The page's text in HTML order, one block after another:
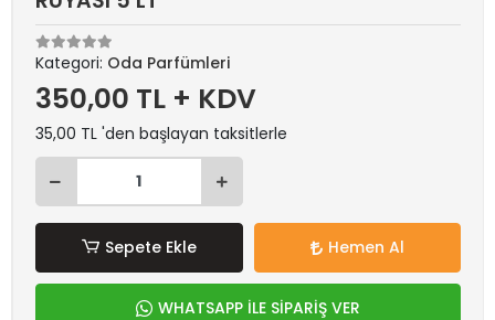
Kategori: Oda Parfümleri
350,00 TL + KDV
35,00 TL 'den başlayan taksitlerle
Sepete Ekle Hemen Al
WHATSAPP İLE SİPARİŞ VER